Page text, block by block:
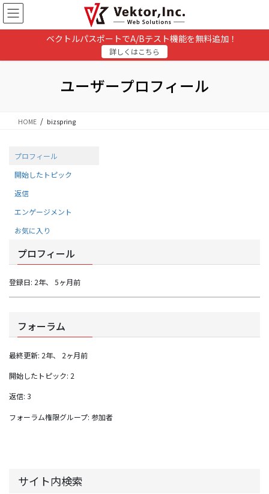
コ
ン
テ
ナ
ビ
ゲ
ベクトルパスポートでA/Bテスト機能を無料追加！
詳しくはこちら
ユーザープロフィール
HOME bizspring
プロフィール
開始したトピック
返信
エンゲージメント
お気に入り
プロフィール
登録日: 2年、 5ヶ月前
フォーラム
最終更新: 2年、 2ヶ月前
開始したトピック: 2
返信: 3
フォーラム権限グループ: 参加者
サイト内検索